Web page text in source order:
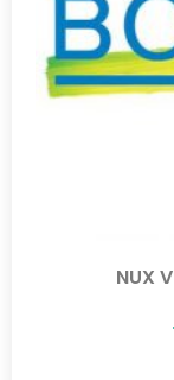
NUX